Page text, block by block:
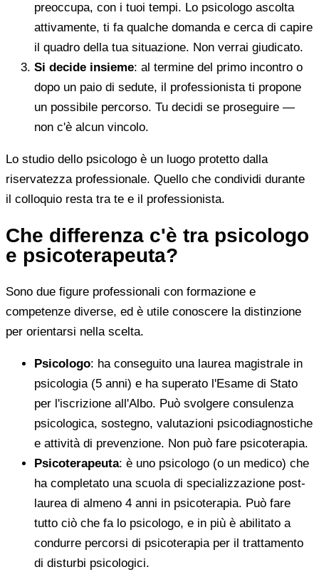
preoccupa, con i tuoi tempi. Lo psicologo ascolta
attivamente, ti fa qualche domanda e cerca di capire
il quadro della tua situazione. Non verrai giudicato.
Si decide insieme: al termine del primo incontro o
dopo un paio di sedute, il professionista ti propone
un possibile percorso. Tu decidi se proseguire —
non c'è alcun vincolo.
Lo studio dello psicologo è un luogo protetto dalla
riservatezza professionale. Quello che condividi durante
il colloquio resta tra te e il professionista.
Che differenza c'è tra psicologo
e psicoterapeuta?
Sono due figure professionali con formazione e
competenze diverse, ed è utile conoscere la distinzione
per orientarsi nella scelta.
Psicologo: ha conseguito una laurea magistrale in
psicologia (5 anni) e ha superato l'Esame di Stato
per l'iscrizione all'Albo. Può svolgere consulenza
psicologica, sostegno, valutazioni psicodiagnostiche
e attività di prevenzione. Non può fare psicoterapia.
Psicoterapeuta: è uno psicologo (o un medico) che
ha completato una scuola di specializzazione post-
laurea di almeno 4 anni in psicoterapia. Può fare
tutto ciò che fa lo psicologo, e in più è abilitato a
condurre percorsi di psicoterapia per il trattamento
di disturbi psicologici.